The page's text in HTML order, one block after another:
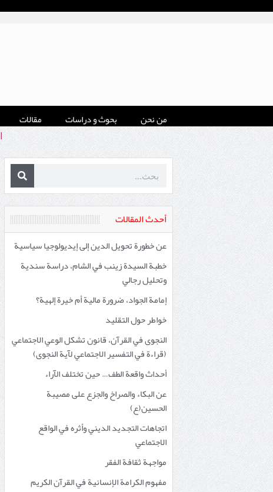
من نحن بحوث و دراسات مقالات
أحدث المقالات
عن خطورة تحويل الدين إلى إيديولوجيا سياسية
خطبة السيدة زينب في الشام، دراسة سندية
وتحليل رجالي
إمامة الجواد، ضرورة مالية أم خيرة إلهية؟
خواطر حول التقليد
النجوى في القرآن، قانون تشكل الوعي الاجتماعي
(قراءة في التفسير الاجتماعي لآية النجوى)
أحداث واقعة الطف… حين تختلف الآراء
عن البكاء والصراخ والجزع على مصيبة
الحسين(ع)
اتجاهات التجديد الديني وأثره في الواقع
الاجتماعي
مواجهة ثقافة الفقر
مفهوم الكرامة الإنسانية في القرآن الكريم